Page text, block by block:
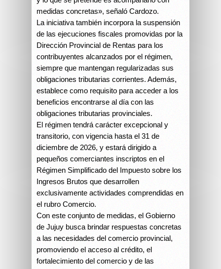
medidas concretas», señaló Cardozo.
La iniciativa también incorpora la suspensión
de las ejecuciones fiscales promovidas por la
Dirección Provincial de Rentas para los
contribuyentes alcanzados por el régimen,
siempre que mantengan regularizadas sus
obligaciones tributarias corrientes. Además,
establece como requisito para acceder a los
beneficios encontrarse al día con las
obligaciones tributarias provinciales.
El régimen tendrá carácter excepcional y
transitorio, con vigencia hasta el 31 de
diciembre de 2026, y estará dirigido a
pequeños comerciantes inscriptos en el
Régimen Simplificado del Impuesto sobre los
Ingresos Brutos que desarrollen
exclusivamente actividades comprendidas en
el rubro Comercio.
Con este conjunto de medidas, el Gobierno
de Jujuy busca brindar respuestas concretas
a las necesidades del comercio provincial,
promoviendo el acceso al crédito, el
fortalecimiento del comercio y de las